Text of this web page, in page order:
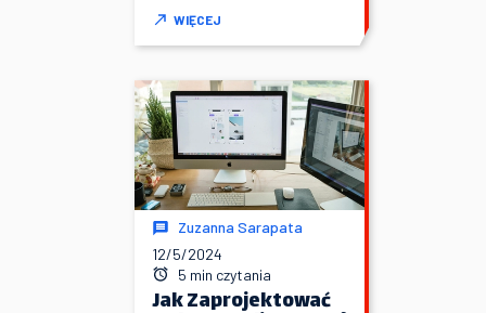
WIĘCEJ
Zuzanna Sarapata
12/5/2024
5 min czytania
Jak Zaprojektować